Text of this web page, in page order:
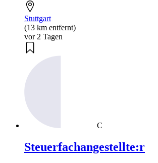
Stuttgart
(13 km entfernt)
vor 2 Tagen
C
Steuerfachangestellte:r